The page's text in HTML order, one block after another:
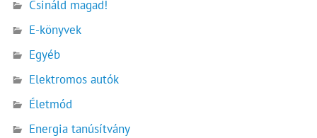
Csináld magad!
E-könyvek
Egyéb
Elektromos autók
Életmód
Energia tanúsítvány